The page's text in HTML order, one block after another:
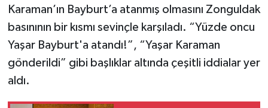
Karaman’ın Bayburt’a atanmış olmasını Zonguldak
basınının bir kısmı sevinçle karşıladı. “Yüzde oncu
Yaşar Bayburt'a atandı!”, “Yaşar Karaman
gönderildi” gibi başlıklar altında çeşitli iddialar yer
aldı.